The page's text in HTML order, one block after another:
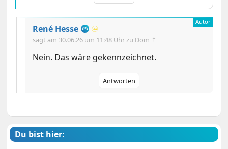
René Hesse ♾️
sagt am 30.06.26 um 11:48 Uhrzu Dom ⇡
Nein. Das wäre gekennzeichnet.
Antworten
Du bist hier: